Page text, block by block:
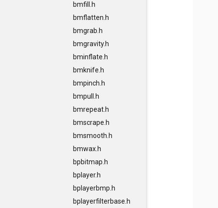
bmfill.h
bmflatten.h
bmgrab.h
bmgravity.h
bminflate.h
bmknife.h
bmpinch.h
bmpull.h
bmrepeat.h
bmscrape.h
bmsmooth.h
bmwax.h
bpbitmap.h
bplayer.h
bplayerbmp.h
bplayerfilterbase.h